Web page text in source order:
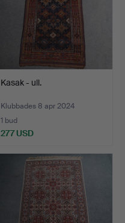
Kasak - ull.
Klubbades 8 apr 2024
1 bud
277 USD